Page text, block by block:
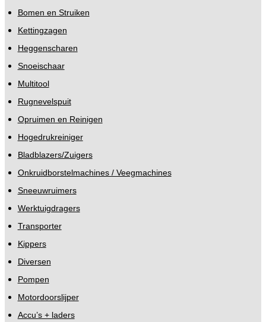
Bomen en Struiken
Kettingzagen
Heggenscharen
Snoeischaar
Multitool
Rugnevelspuit
Opruimen en Reinigen
Hogedrukreiniger
Bladblazers/Zuigers
Onkruidborstelmachines / Veegmachines
Sneeuwruimers
Werktuigdragers
Transporter
Kippers
Diversen
Pompen
Motordoorslijper
Accu’s + laders